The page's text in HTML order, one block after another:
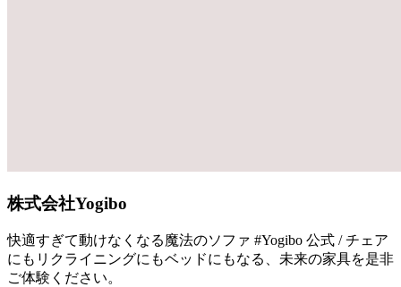
株式会社Yogibo
快適すぎて動けなくなる魔法のソファ #Yogibo 公式 / チェア
にもリクライニングにもベッドにもなる、未来の家具を是非
ご体験ください。